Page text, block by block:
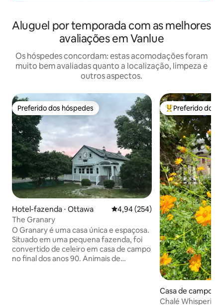
Aluguel por temporada com as melhores
avaliações em Vanlue
Os hóspedes concordam: estas acomodações foram
muito bem avaliadas quanto a localização, limpeza e
outros aspectos.
Preferido dos hóspedes
Preferido dos hóspedes
Hotel-fazenda ⋅ Ottawa 4,94 de uma avaliação média de
4,94 (254)
The Granary
O Granary é uma casa única e espaçosa.
Situado em uma pequena fazenda, foi
convertido de celeiro em casa de campo
no final dos anos 90. Animais de
Entre os
Preferido dos
Casa de campo ⋅
Chalé Whispering